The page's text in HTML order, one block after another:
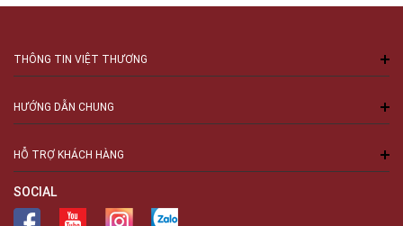
THÔNG TIN VIỆT THƯƠNG
HƯỚNG DẪN CHUNG
HỖ TRỢ KHÁCH HÀNG
SOCIAL